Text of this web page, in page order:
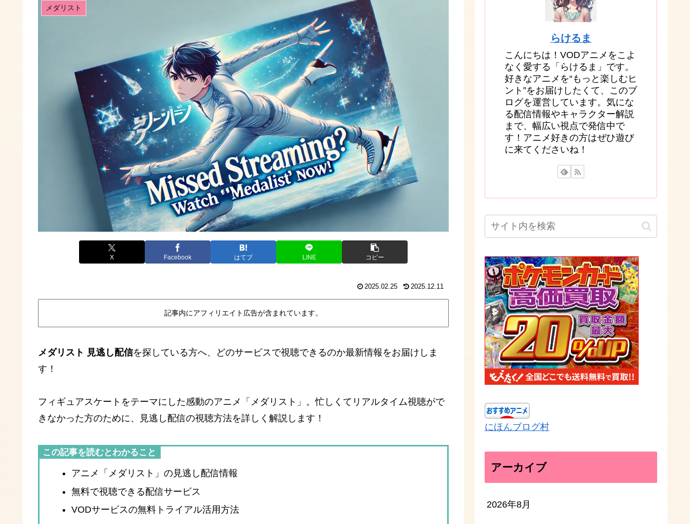
メダリスト
X Facebook はてブ LINE コピー
2025.02.25 2025.12.11
記事内にアフィリエイト広告が含まれています。
メダリスト 見逃し配信を探している方へ、どのサービスで視聴できるのか最新情報をお届けしま
す！
フィギュアスケートをテーマにした感動のアニメ「メダリスト」。忙しくてリアルタイム視聴がで
きなかった方のために、見逃し配信の視聴方法を詳しく解説します！
この記事を読むとわかること
アニメ「メダリスト」の見逃し配信情報
無料で視聴できる配信サービス
VODサービスの無料トライアル活用方法
らけるま
こんにちは！VODアニメをこよ
なく愛する「らけるま」です。
好きなアニメを“もっと楽しむヒ
ント”をお届けしたくて、このブ
ログを運営しています。気にな
る配信情報やキャラクター解説
まで、幅広い視点で発信中で
す！アニメ好きの方はぜひ遊び
に来てくださいね！
にほんブログ村
アーカイブ
2026年8月